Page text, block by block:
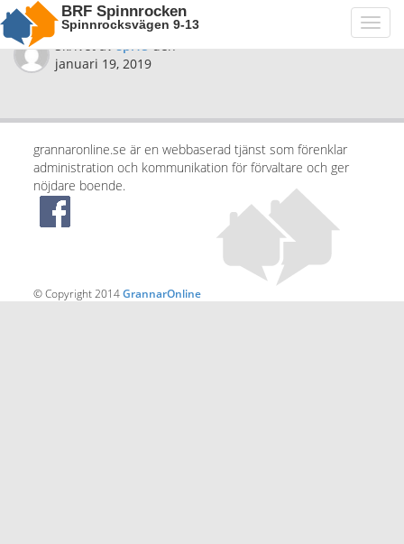
BRF Spinnrocken
Spinnrocksvägen 9-13
Skrivet avspi15den
januari 19, 2019
grannaronline.se är en webbaserad tjänst som förenklar
administration och kommunikation för förvaltare och ger
nöjdare boende.
© Copyright 2014GrannarOnline